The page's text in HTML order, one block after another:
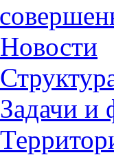
Новости
Задачи и